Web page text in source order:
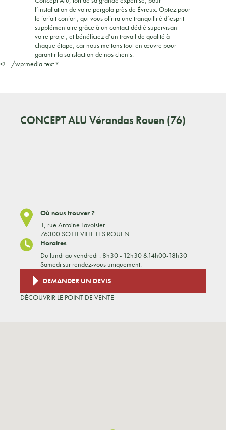
l’installation de votre pergola près de Évreux. Optez pour
le forfait confort, qui vous offrira une tranquillité d’esprit
supplémentaire grâce à un contact dédié supervisant
votre projet, et bénéficiez d’un travail de qualité à
chaque étape, car nous mettons tout en œuvre pour
garantir la satisfaction de nos clients.
<!– /wp:media-text ?
CONCEPT ALU Vérandas Rouen (76)
Où nous trouver ?
1, rue Antoine Lavoisier
76300 SOTTEVILLE LES ROUEN
Horaires
Du lundi au vendredi : 8h30 - 12h30 &14h00-18h30
Samedi sur rendez-vous uniquement.
DEMANDER UN DEVIS
DÉCOUVRIR LE POINT DE VENTE